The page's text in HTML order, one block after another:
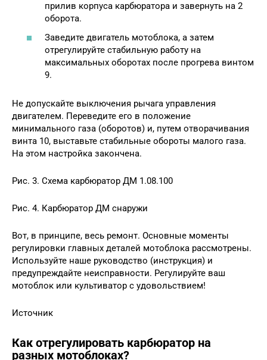
прилив корпуса карбюратора и завернуть на 2
оборота.
Заведите двигатель мотоблока, а затем
отрегулируйте стабильную работу на
максимальных оборотах после прогрева винтом
9.
Не допускайте выключения рычага управления
двигателем. Переведите его в положение
минимального газа (оборотов) и, путем отворачивания
винта 10, выставьте стабильные обороты малого газа.
На этом настройка закончена.
Рис. 3. Схема карбюратор ДМ 1.08.100
Рис. 4. Карбюратор ДМ снаружи
Вот, в принципе, весь ремонт. Основные моменты
регулировки главных деталей мотоблока рассмотрены.
Используйте наше руководство (инструкция) и
предупреждайте неисправности. Регулируйте ваш
мотоблок или культиватор с удовольствием!
Источник
Как отрегулировать карбюратор на
разных мотоблоках?